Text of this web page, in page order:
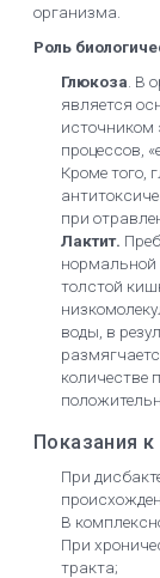
организма.
Роль
Глюкоза . В
является
источником
процессов,
Кроме того,
при
Лактит.
нормальной
толстой
воды, в
количестве
Показания
При
В
При
тракта;